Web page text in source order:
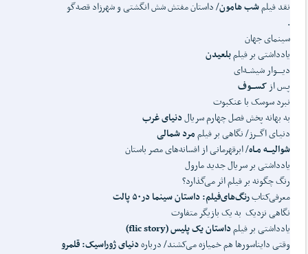
نقد فیلمشب هامون/ داستان مفتش شش انگشتی و شهرزاد قصه‌گو
.
سینمای جهان
یادداشتی بر فیلمبلعیدن
دیــــوار شیشــه‌ای
پـس ازکســـوف
نبرد سوسک با عنکبوت
به بهانه پخش فصل چهارم سریالدنیای غرب
دنیـای اگـــرز/ نگاهی بر فیلممرد شمالی
شوالیـــه مـاه/ ابرقهرمانی از افسانه‌های مصر باستان
یادداشتی بر سریال جدید مارول
رنگ چگونه بر فیلم اثر می‌گذارد؟
معرفی‌کتابرنگ‌های‌فیلم: داستان سینما در۵۰ پالت
نگاهی نزدیک به یک بازیگر متفاوت
یادداشتی بر فیلمداستان یک پلیس(flic story)
وقتی دایناسورها هم خمیازه می‌کشند/ دربارهدنیای ژوراسیک: قلمرو